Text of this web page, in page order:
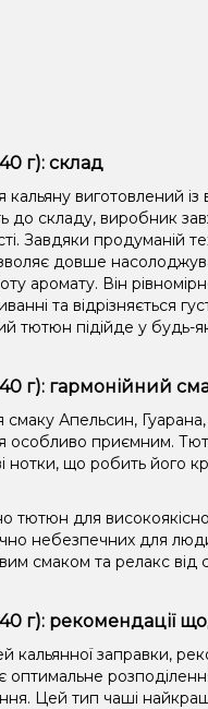
г): склад
виготовлений із
до складу, виробник
Завдяки продуманій
довше
аромату. Він
та відрізняється
підійде у будь-
г): гармонійний
Апельсин,
особливо приємним.
нотки, що робить його
для
небезпечних для
смаком та релакс від
г): рекомендації
кальянної заправки,
Цей тип чаші